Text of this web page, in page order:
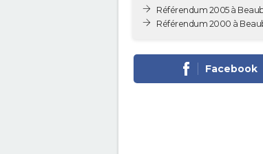
Référendum 2005 à
Référendum 2000 à
Facebook